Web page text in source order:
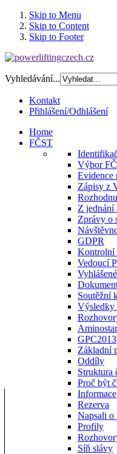
Skip to Menu
Skip to Content
Skip to Footer
Vyhledávání...
Kontakt
Přihlášení/Odhlášení
Home
FČST
Výbor
Evidence
Zápisy z
Z jednání
Zprávy o
GDPR
Kontrolní
Vedoucí
Soutěžní
Výsledky
GPC2013
Základní
Oddíly
Struktura
Proč být
Informace
Rezerva
Napsali o
Profily
Síň slávy